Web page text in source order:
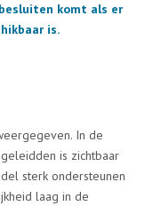
komt als er
is.
In de
is zichtbaar
sterk ondersteunen
laag in de